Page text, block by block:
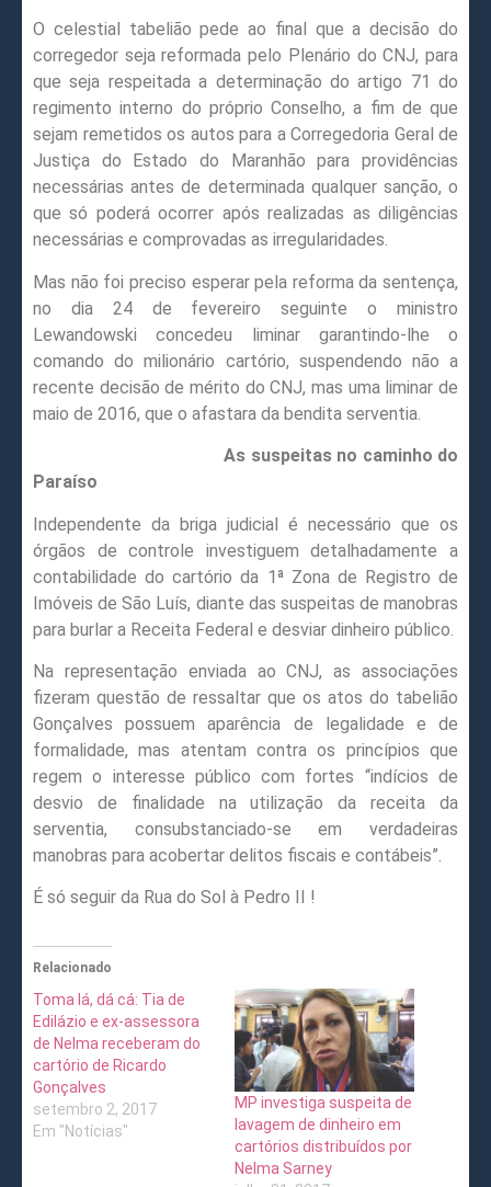
O celestial tabelião pede ao final que a decisão do
corregedor seja reformada pelo Plenário do CNJ, para
que seja respeitada a determinação do artigo 71 do
regimento interno do próprio Conselho, a fim de que
sejam remetidos os autos para a Corregedoria Geral de
Justiça do Estado do Maranhão para providências
necessárias antes de determinada qualquer sanção, o
que só poderá ocorrer após realizadas as diligências
necessárias e comprovadas as irregularidades.
Mas não foi preciso esperar pela reforma da sentença,
no dia 24 de fevereiro seguinte o ministro
Lewandowski concedeu liminar garantindo-lhe o
comando do milionário cartório, suspendendo não a
recente decisão de mérito do CNJ, mas uma liminar de
maio de 2016, que o afastara da bendita serventia.
As suspeitas no caminho do
Paraíso
Independente da briga judicial é necessário que os
órgãos de controle investiguem detalhadamente a
contabilidade do cartório da 1ª Zona de Registro de
Imóveis de São Luís, diante das suspeitas de manobras
para burlar a Receita Federal e desviar dinheiro público.
Na representação enviada ao CNJ, as associações
fizeram questão de ressaltar que os atos do tabelião
Gonçalves possuem aparência de legalidade e de
formalidade, mas atentam contra os princípios que
regem o interesse público com fortes “indícios de
desvio de finalidade na utilização da receita da
serventia, consubstanciado-se em verdadeiras
manobras para acobertar delitos fiscais e contábeis”.
É só seguir da Rua do Sol à Pedro II !
Relacionado
Toma lá, dá cá: Tia de
Edilázio e ex-assessora
de Nelma receberam do
cartório de Ricardo
Gonçalves
setembro 2, 2017
Em "Notícias"
MP investiga suspeita de
lavagem de dinheiro em
cartórios distribuídos por
Nelma Sarney